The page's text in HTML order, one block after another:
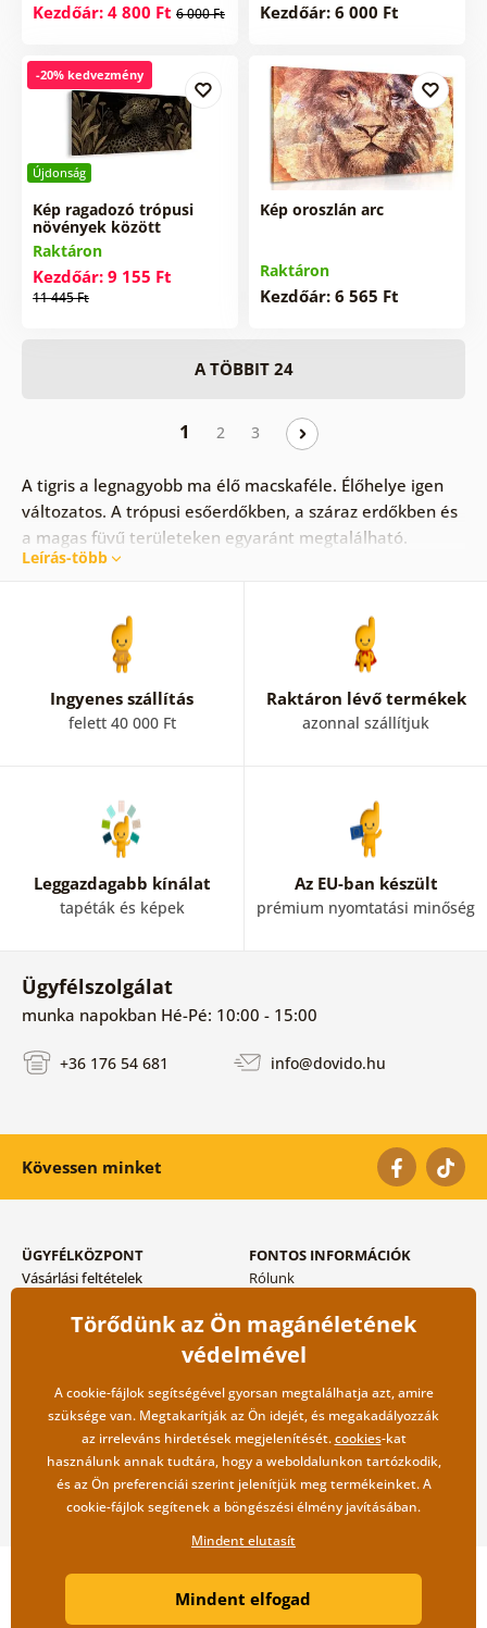
Kezdőár: 4 800 Ft 6 000 Ft Kezdőár: 6 000 Ft
Újdonság
-20% kedvezmény
Kép ragadozó trópusi
növények között
Raktáron
Kezdőár: 9 155 Ft
11 445 Ft
Kép oroszlán arc
Raktáron
Kezdőár: 6 565 Ft
A TÖBBIT 24
1 2 3
A tigris a legnagyobb ma élő macskaféle. Élőhelye igen
változatos. A trópusi esőerdőkben, a száraz erdőkben és
a magas füvű területeken egyaránt megtalálható.
hozzájutunk lakásunk új kincséhez!
Leírás-több
Ingyenes szállítás
felett 40 000 Ft
Raktáron lévő termékek
azonnal szállítjuk
Leggazdagabb kínálat
tapéták és képek
Az EU-ban készült
prémium nyomtatási minőség
Ügyfélszolgálat
munka napokban Hé-Pé: 10:00 - 15:00
+36 176 54 681 info@dovido.hu
Kövessen minket
ÜGYFÉLKÖZPONT
Vásárlási feltételek
Szállítási és fizetési módok
FONTOS INFORMÁCIÓK
Rólunk
Blog
Kapcsolat
Nagykereskedelmi
együttműködés
Copyright ©2019 © Dovido.hu.
Litvanyi.sk| A webáruházat készítette
Törődünk az Ön magánéletének
védelmével
A cookie-fájlok segítségével gyorsan megtalálhatja azt, amire
szüksége van. Megtakarítják az Ön idejét, és megakadályozzák
az irreleváns hirdetések megjelenítését.cookies-kat
használunk annak tudtára, hogy a weboldalunkon tartózkodik,
és az Ön preferenciái szerint jelenítjük meg termékeinket. A
cookie-fájlok segítenek a böngészési élmény javításában.
Mindent elutasít
Mindent elfogad